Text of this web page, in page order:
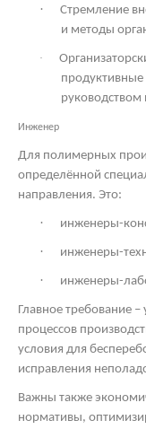
·
Стремление
и методы
·
Инженер
Для полимерных
определённой
направления. Это:
· инженеры-
· инженеры-
· инженеры-
Главное требование
процессов
условия для
исправления
Важны также
нормативы,